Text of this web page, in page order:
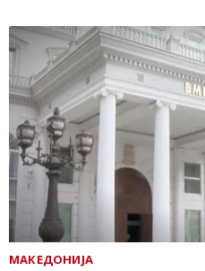
МАКЕДОНИЈА